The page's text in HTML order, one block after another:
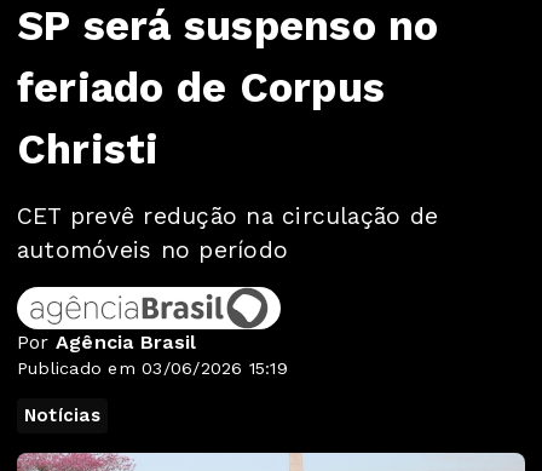
SP será suspenso no
feriado de Corpus
Christi
CET prevê redução na circulação de
automóveis no período
Por Agência Brasil
Publicado em 03/06/2026 15:19
Notícias